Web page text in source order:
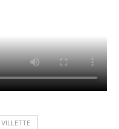
VILLETTE